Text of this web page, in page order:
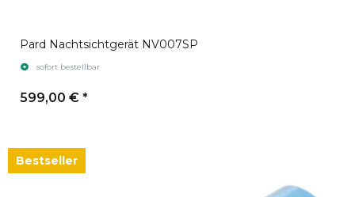
Pard Nachtsichtgerät NV007SP
sofort bestellbar
599,00 € *
Bestseller